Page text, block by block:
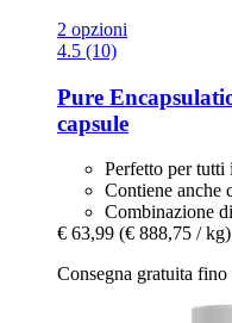
2 opzioni
4.5 (10)
Pure
capsule
Perfetto per tutti
Contiene anche
Combinazione
€ 63,99 (€ 888,75 / kg)
Consegna gratuita